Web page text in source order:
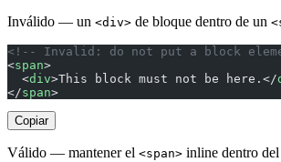
Inválido — un <div> de bloque dentro de un
<!-- Invalid: do not put a block
<span>
  <
div>This block must not be here.</
</span>
Copiar
Válido — mantener el <span> inline dentro del